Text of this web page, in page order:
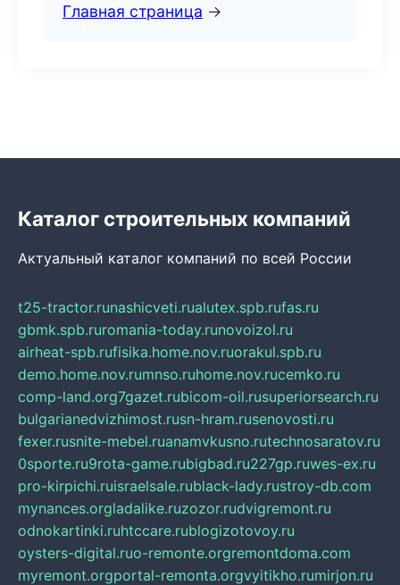
Главная страница →
Каталог строительных компаний
Актуальный каталог компаний по всей России
t25-tractor.runashicveti.rualutex.spb.rufas.ru
gbmk.spb.ruromania-today.runovoizol.ru
airheat-spb.rufisika.home.nov.ruorakul.spb.ru
demo.home.nov.rumnso.ruhome.nov.rucemko.ru
comp-land.org7gazet.rubicom-oil.rusuperiorsearch.ru
bulgarianedvizhimost.rusn-hram.rusenovosti.ru
fexer.rusnite-mebel.ruanamvkusno.rutechnosaratov.ru
0sporte.ru9rota-game.rubigbad.ru227gp.ruwes-ex.ru
pro-kirpichi.ruisraelsale.rublack-lady.rustroy-db.com
mynances.orgladalike.ruzozor.rudvigremont.ru
odnokartinki.ruhtccare.rublogizotovoy.ru
oysters-digital.ruo-remonte.orgremontdoma.com
myremont.orgportal-remonta.orgvyitikho.rumirjon.ru